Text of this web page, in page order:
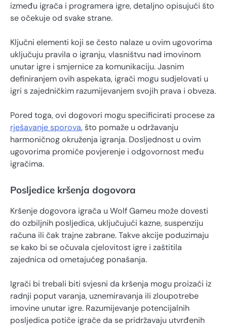
između igrača i programera igre, detaljno opisujući što
se očekuje od svake strane.
Ključni elementi koji se često nalaze u ovim ugovorima
uključuju pravila o igranju, vlasništvu nad imovinom
unutar igre i smjernice za komunikaciju. Jasnim
definiranjem ovih aspekata, igrači mogu sudjelovati u
igri s zajedničkim razumijevanjem svojih prava i obveza.
Pored toga, ovi dogovori mogu specificirati procese za
rješavanje sporova, što pomaže u održavanju
harmoničnog okruženja igranja. Dosljednost u ovim
ugovorima promiče povjerenje i odgovornost među
igračima.
Posljedice kršenja dogovora
Kršenje dogovora igrača u Wolf Gameu može dovesti
do ozbiljnih posljedica, uključujući kazne, suspenziju
računa ili čak trajne zabrane. Takve akcije poduzimaju
se kako bi se očuvala cjelovitost igre i zaštitila
zajednica od ometajućeg ponašanja.
Igrači bi trebali biti svjesni da kršenja mogu proizaći iz
radnji poput varanja, uznemiravanja ili zloupotrebe
imovine unutar igre. Razumijevanje potencijalnih
posljedica potiče igrače da se pridržavaju utvrđenih